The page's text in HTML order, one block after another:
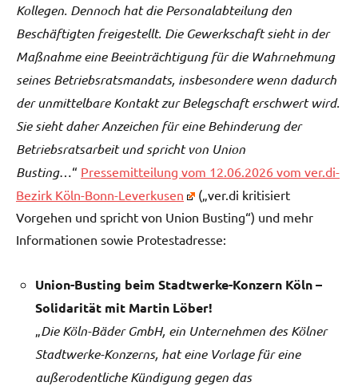
Kollegen. Dennoch hat die Personalabteilung den
Beschäftigten freigestellt. Die Gewerkschaft sieht in der
Maßnahme eine Beeinträchtigung für die Wahrnehmung
seines Betriebsratsmandats, insbesondere wenn dadurch
der unmittelbare Kontakt zur Belegschaft erschwert wird.
Sie sieht daher Anzeichen für eine Behinderung der
Betriebsratsarbeit und spricht von Union
Busting…“ Pressemitteilung vom 12.06.2026 vom ver.di-
Bezirk Köln-Bonn-Leverkusen
(„ver.di kritisiert
Vorgehen und spricht von Union Busting“) und mehr
Informationen sowie Protestadresse:
Union-Busting beim Stadtwerke-Konzern Köln –
Solidarität mit Martin Löber!
Die Köln-Bäder GmbH, ein Unternehmen des Kölner
Stadtwerke-Konzerns, hat eine Vorlage für eine
außerodentliche Kündigung gegen das